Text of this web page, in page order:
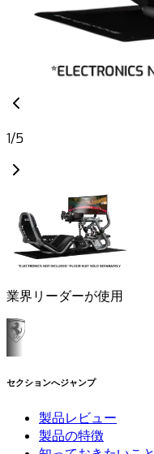
1/5
業界リーダーが使用
セクションへジャンプ
製品レビュー
製品の特徴